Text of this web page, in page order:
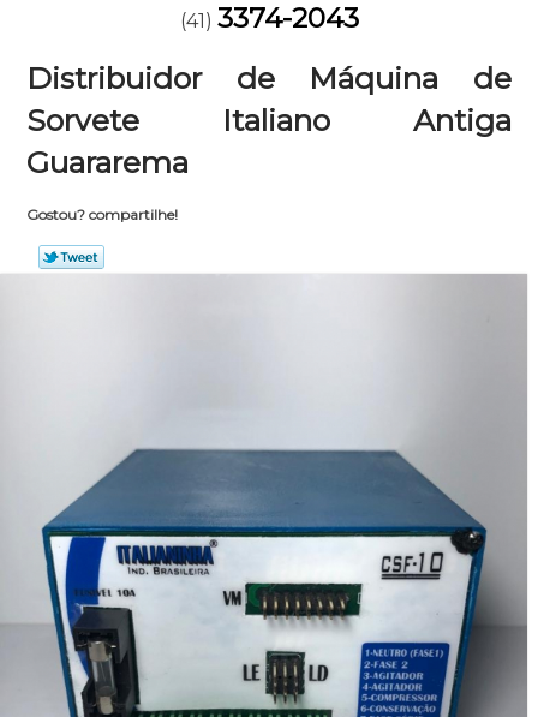
(41) 3374-2043
Distribuidor de Máquina de
Sorvete Italiano Antiga
Guararema
Gostou? compartilhe!